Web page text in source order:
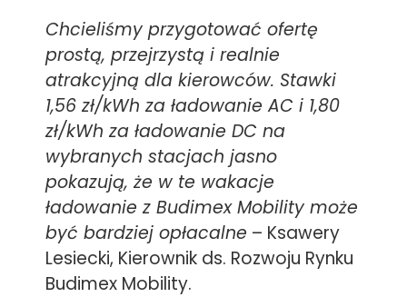
Chcieliśmy przygotować ofertę
prostą, przejrzystą i realnie
atrakcyjną dla kierowców. Stawki
1,56 zł/kWh za ładowanie AC i 1,80
zł/kWh za ładowanie DC na
wybranych stacjach jasno
pokazują, że w te wakacje
ładowanie z Budimex Mobility może
być bardziej opłacalne – Ksawery
Lesiecki, Kierownik ds. Rozwoju Rynku
Budimex Mobility.